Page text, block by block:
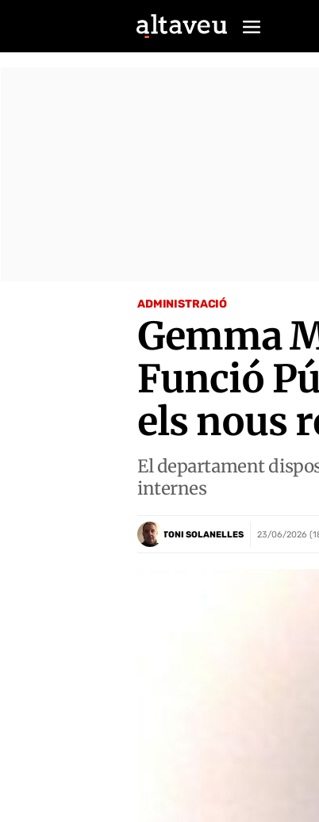
ADMINISTRACIÓ
Gemma
Funció
els nous
El departament
internes
TONI SOLANELLES 23/06/2026